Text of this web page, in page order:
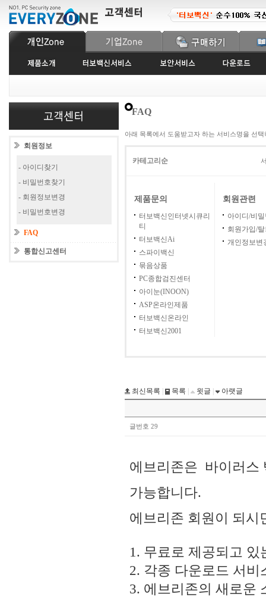
회원정보
- 아이디찾기
- 비밀번호찾기
- 회원정보변경
- 비밀번호변경
FAQ
통합신고센터
FAQ
아래 목록에서 도움받고자 하는 서비스명을 선택
카테고리순
제품문의
터보백신인터넷시큐리
티
터보백신Ai
스파이백신
묶음상품
PC종합검진센터
아이눈(INOON)
ASP온라인제품
터보백신온라인
터보백신2001
회원관련
아이디/비
회원가입/
개인정보변
최신목록 목록 윗글 아랫글
글번호 29
에브리존은 바이러스
가능합니다.
에브리존 회원이 되시
1. 무료로 제공되고
2. 각종 다운로드 서
3. 에브리존의 새로운